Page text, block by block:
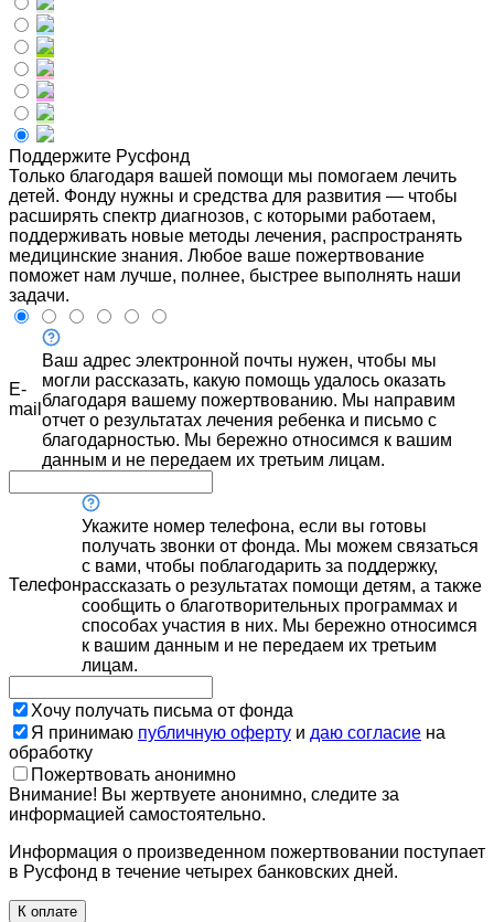
Поддержите Русфонд
Только благодаря вашей помощи мы помогаем лечить
детей. Фонду нужны и средства для развития — чтобы
расширять спектр диагнозов, с которыми работаем,
поддерживать новые методы лечения, распространять
медицинские знания. Любое ваше пожертвование
поможет нам лучше, полнее, быстрее выполнять наши
задачи.
E-
mail
Ваш адрес электронной почты нужен, чтобы мы
могли рассказать, какую помощь удалось оказать
благодаря вашему пожертвованию. Мы направим
отчет о результатах лечения ребенка и письмо с
благодарностью. Мы бережно относимся к вашим
данным и не передаем их третьим лицам.
Телефон
Укажите номер телефона, если вы готовы
получать звонки от фонда. Мы можем связаться
с вами, чтобы поблагодарить за поддержку,
рассказать о результатах помощи детям, а также
сообщить о благотворительных программах и
способах участия в них. Мы бережно относимся
к вашим данным и не передаем их третьим
лицам.
Хочу получать письма от фонда
Я принимаю публичную оферту и даю согласие на
обработку
Пожертвовать анонимно
Внимание! Вы жертвуете анонимно, следите за
информацией самостоятельно.
Информация о произведенном пожертвовании поступает
в Русфонд в течение четырех банковских дней.
К оплате